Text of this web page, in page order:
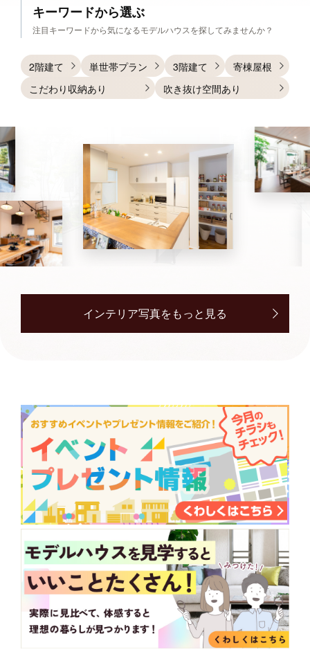
キーワードから選ぶ
注目キーワードから気になるモデルハウスを探してみませんか？
2階建て 単世帯プラン 3階建て
寄棟屋根
こだわり収納あり
吹き抜け空間あり
インテリア写真をもっと見る